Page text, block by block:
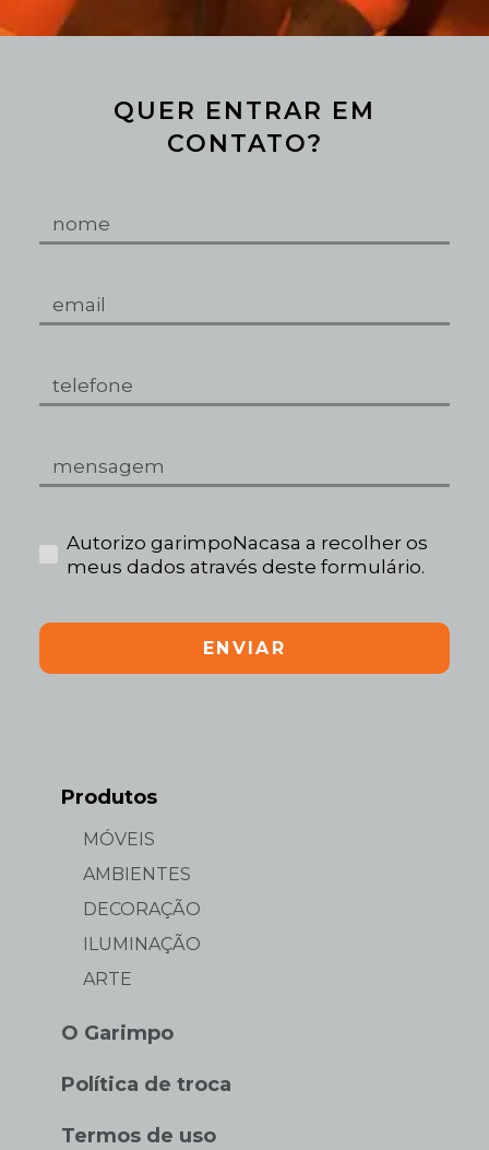
QUER ENTRAR EM
CONTATO?
Autorizo garimpoNacasa a recolher os
meus dados através deste formulário.
ENVIAR
Produtos
MÓVEIS
AMBIENTES
DECORAÇÃO
ILUMINAÇÃO
ARTE
O Garimpo
Política de troca
Termos de uso